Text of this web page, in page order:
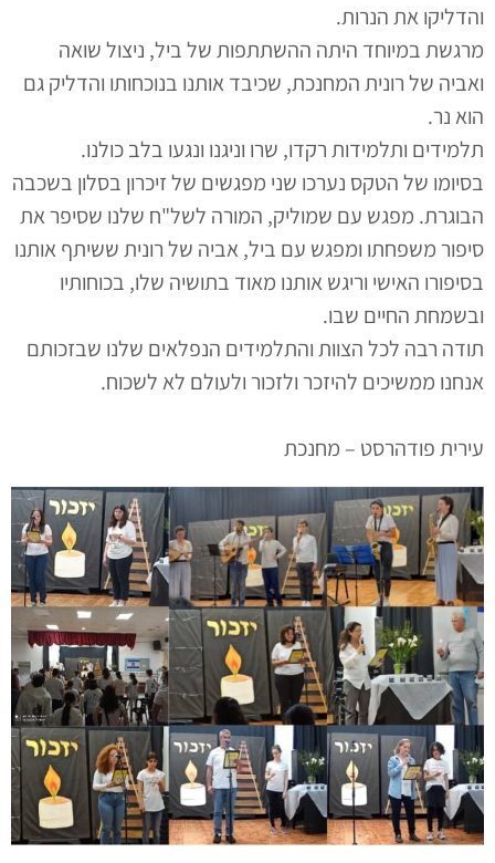
והדליקו את הנרות.
מרגשת במיוחד היתה ההשתתפות של ביל, ניצול שואה
ואביה של רונית המחנכת, שכיבד אותנו בנוכחותו והדליק גם
הוא נר.
תלמידים ותלמידות רקדו, שרו וניגנו ונגעו בלב כולנו.
בסיומו של הטקס נערכו שני מפגשים של זיכרון בסלון בשכבה
הבוגרת. מפגש עם שמוליק, המורה לשל"ח שלנו שסיפר את
סיפור משפחתו ומפגש עם ביל, אביה של רונית ששיתף אותנו
בסיפורו האישי וריגש אותנו מאוד בתושיה שלו, בכוחותיו
ובשמחת החיים שבו.
תודה רבה לכל הצוות והתלמידים הנפלאים שלנו שבזכותם
אנחנו ממשיכים להיזכר ולזכור ולעולם לא לשכוח.
עירית פודהרסט – מחנכת